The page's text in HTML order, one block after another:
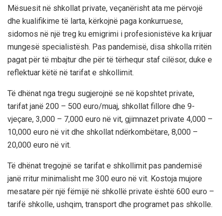
Mësuesit në shkollat private, veçanërisht ata me përvojë
dhe kualifikime të larta, kërkojnë paga konkurruese,
sidomos në një treg ku emigrimi i profesionistëve ka krijuar
mungesë specialistësh. Pas pandemisë, disa shkolla rritën
pagat për të mbajtur dhe për të tërhequr staf cilësor, duke e
reflektuar këtë në tarifat e shkollimit.
Të dhënat nga tregu sugjerojnë se në kopshtet private,
tarifat janë 200 – 500 euro/muaj, shkollat fillore dhe 9-
vjeçare, 3,000 – 7,000 euro në vit, gjimnazet private 4,000 –
10,000 euro në vit dhe shkollat ndërkombëtare, 8,000 –
20,000 euro në vit.
Të dhënat tregojnë se tarifat e shkollimit pas pandemisë
janë rritur minimalisht me 300 euro në vit. Kostoja mujore
mesatare për një fëmijë në shkollë private është 600 euro –
tarifë shkolle, ushqim, transport dhe programet pas shkolle.